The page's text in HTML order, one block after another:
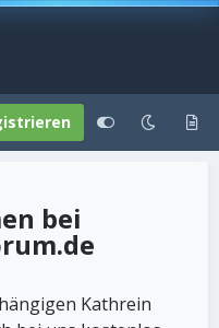
Kathrein